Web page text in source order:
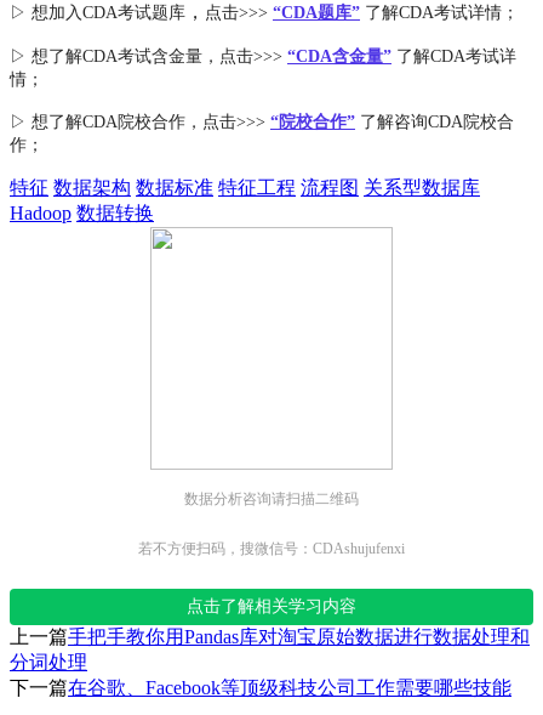
▷ 想加入CDA考试题库 ， 点击>>> “CDA题库” 了解CDA考试详情；
▷ 想了解CDA考试含金量 ，点击>>> “CDA含金量” 了解CDA考试详
情；
▷ 想了解CDA院校合作 ，点击>>> “院校合作” 了解咨询CDA院校合
作；
特征 数据架构 数据标准 特征工程 流程图 关系型数据库
Hadoop 数据转换
数据分析咨询请扫描二维码
若不方便扫码，搜微信号：CDAshujufenxi
点击了解相关学习内容
上一篇手把手教你用Pandas库对淘宝原始数据进行数据处理和
分词处理
下一篇在谷歌、Facebook等顶级科技公司工作需要哪些技能